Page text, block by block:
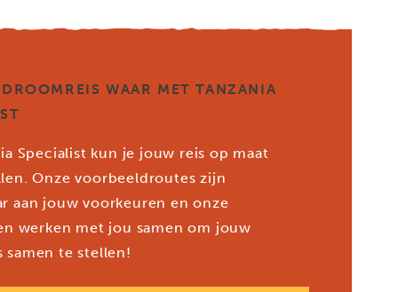
WAAR MET TANZANIA
Specialist kun je jouw reis op maat
Onze voorbeeldroutes zijn
aan jouw voorkeuren en onze
werken met jou samen om jouw
samen te stellen!